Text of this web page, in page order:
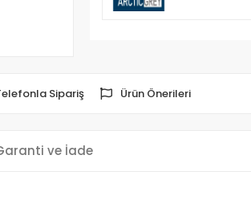
Sipariş Ürün Önerileri
ve İade